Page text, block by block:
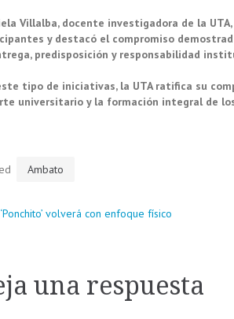
Villalba, docente investigadora de la
y destacó el compromiso
predisposición y responsabilidad
tipo de iniciativas, la UTA ratifica su
universitario y la formación integral de
Ambato
volverá con enfoque físico
una respuesta